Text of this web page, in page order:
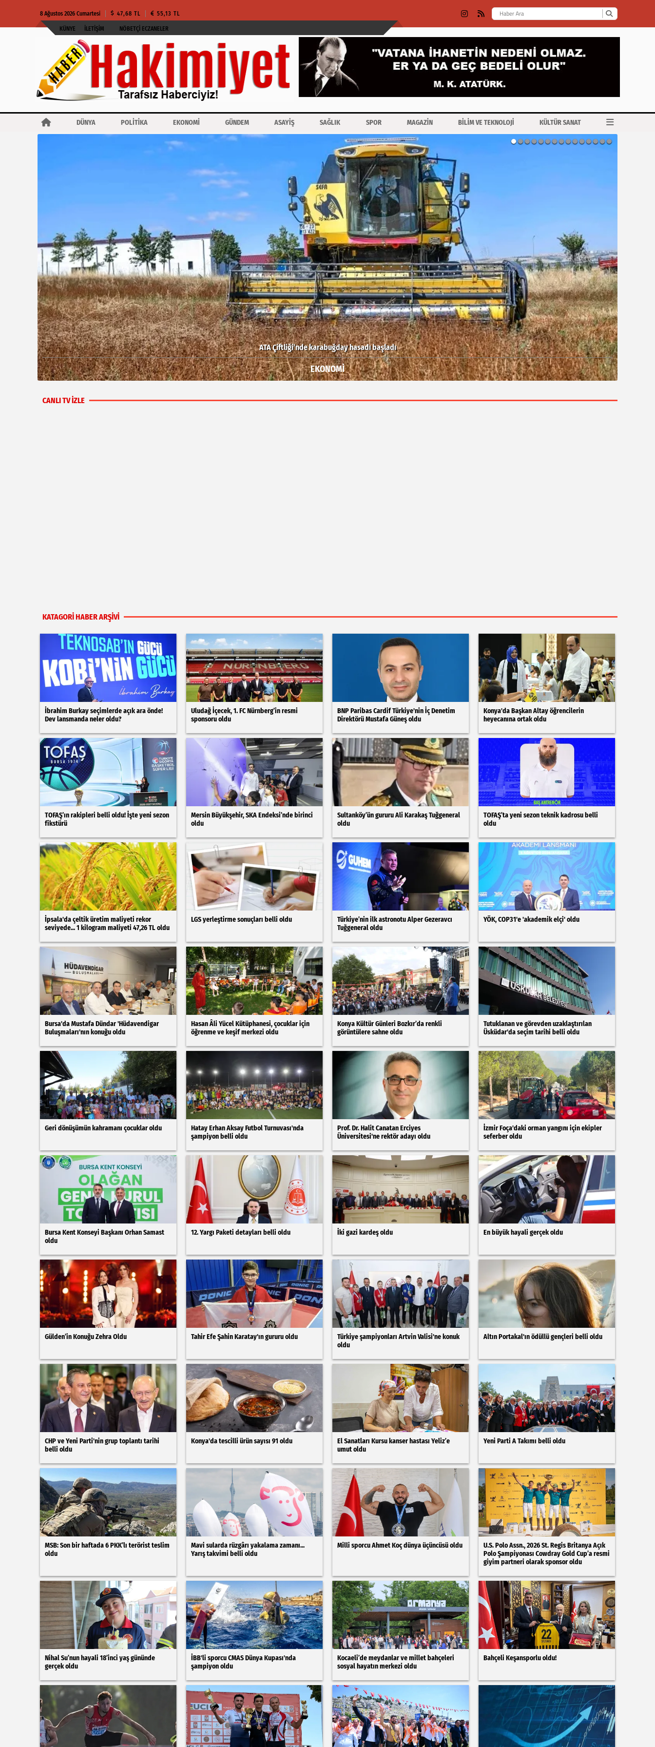
8 Ağustos 2026 Cumartesi 47,68 TL 55,13 TL
KÜNYE İLETIŞIM NÖBETÇI ECZANELER
DÜNYA POLİTİKA EKONOMİ GÜNDEM ASAYİŞ SAĞLIK SPOR MAGAZİN BİLİM VE TEKNOLOJİ KÜLTÜR SANAT
Bodrum’da Ferrari’li deniz keyfi!
MAGAZİN
CANLI TV İZLE
KATAGORİ HABER ARŞİVİ
İbrahim Burkay seçimlerde açık ara önde!
Dev lansmanda neler oldu?
Uludağ İçecek, 1. FC Nürnberg’in resmi
sponsoru oldu
BNP Paribas Cardif Türkiye'nin İç Denetim
Direktörü Mustafa Güneş oldu
Konya'da Başkan Altay öğrencilerin
heyecanına ortak oldu
TOFAŞ’ın rakipleri belli oldu! İşte yeni sezon
fikstürü
Mersin Büyükşehir, SKA Endeksi’nde birinci
oldu
Sultanköy’ün gururu Ali Karakaş Tuğgeneral
oldu
TOFAŞ’ta yeni sezon teknik kadrosu belli
oldu
İpsala'da çeltik üretim maliyeti rekor
seviyede... 1 kilogram maliyeti 47,26 TL oldu
LGS yerleştirme sonuçları belli oldu
Türkiye’nin ilk astronotu Alper Gezeravcı
Tuğgeneral oldu
YÖK, COP31'e 'akademik elçi' oldu
Bursa'da Mustafa Dündar 'Hüdavendigar
Buluşmaları'nın konuğu oldu
Hasan Âli Yücel Kütüphanesi, çocuklar için
öğrenme ve keşif merkezi oldu
Konya Kültür Günleri Bozkır’da renkli
görüntülere sahne oldu
Tutuklanan ve görevden uzaklaştırılan
Üsküdar'da seçim tarihi belli oldu
Geri dönüşümün kahramanı çocuklar oldu
Hatay Erhan Aksay Futbol Turnuvası'nda
şampiyon belli oldu
Prof. Dr. Halit Canatan Erciyes
Üniversitesi'ne rektör adayı oldu
İzmir Foça'daki orman yangını için ekipler
seferber oldu
Bursa Kent Konseyi Başkanı Orhan Samast
oldu
12. Yargı Paketi detayları belli oldu İki gazi kardeş oldu En büyük hayali gerçek oldu
Gülden’in Konuğu Zehra Oldu Tahir Efe Şahin Karatay'ın gururu oldu
Türkiye şampiyonları Artvin Valisi'ne konuk
oldu
Altın Portakal'ın ödüllü gençleri belli oldu
CHP ve Yeni Parti'nin grup toplantı tarihi
belli oldu
Konya'da tescilli ürün sayısı 91 oldu
El Sanatları Kursu kanser hastası Yeliz’e
umut oldu
Yeni Parti A Takımı belli oldu
MSB: Son bir haftada 6 PKK’lı terörist teslim
oldu
Mavi sularda rüzgârı yakalama zamanı...
Yarış takvimi belli oldu
Milli sporcu Ahmet Koç dünya üçüncüsü oldu
U.S. Polo Assn., 2026 St. Regis Britanya Açık
Polo Şampiyonası Cowdray Gold Cup’a resmi
giyim partneri olarak sponsor oldu
Nihal Su’nun hayali 18’inci yaş gününde
gerçek oldu
İBB'li sporcu CMAS Dünya Kupası'nda
şampiyon oldu
Kocaeli’de meydanlar ve millet bahçeleri
sosyal hayatın merkezi oldu
Bahçeli Keşansporlu oldu!